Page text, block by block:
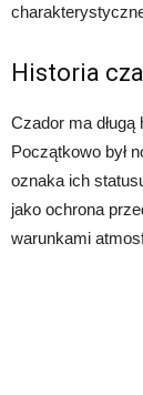
Historia
Czador ma
Początkowo był
oznaka ich
jako ochrona
warunkami